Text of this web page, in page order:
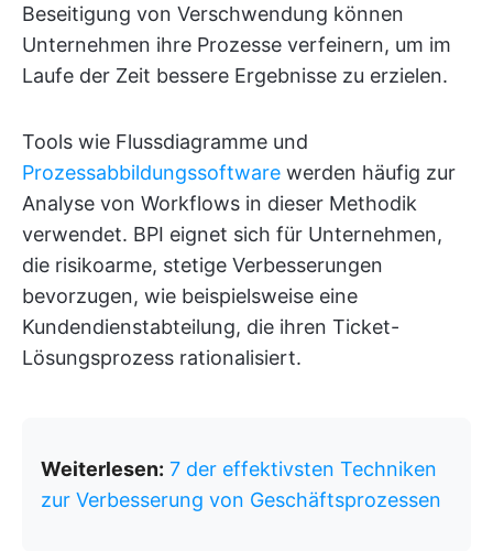
Beseitigung von Verschwendung können
Unternehmen ihre Prozesse verfeinern, um im
Laufe der Zeit bessere Ergebnisse zu erzielen.
Tools wie Flussdiagramme und
Prozessabbildungssoftware werden häufig zur
Analyse von Workflows in dieser Methodik
verwendet. BPI eignet sich für Unternehmen,
die risikoarme, stetige Verbesserungen
bevorzugen, wie beispielsweise eine
Kundendienstabteilung, die ihren Ticket-
Lösungsprozess rationalisiert.
Weiterlesen: 7 der effektivsten Techniken
zur Verbesserung von Geschäftsprozessen